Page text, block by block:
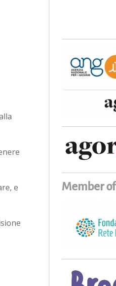
e
Member of